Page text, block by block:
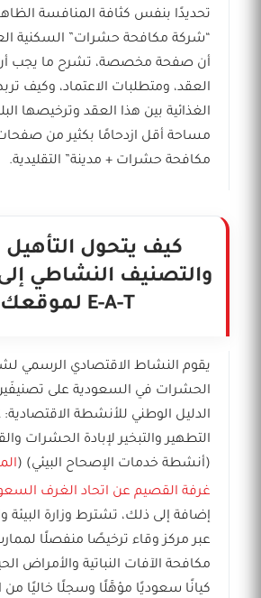
تحديدًا بنفس كثافة المنافسة
“شركة مكافحة حشرات” السكنية
أن صفحة مخصصة، تشرح ما يجب
العقد، ومتطلبات الاعتماد، وكيف
الغذائية بين هذا العقد وترخيصها
مساحة أقل ازدحامًا بكثير من
مكافحة حشرات + مدينة” التقليدية.
كيف يتحول التأهيل
E-A-T لموقعك؟
يقوم النشاط الاقتصادي الرسمي
الحشرات في السعودية على
الدليل الوطني للأنشطة الاقتصادية:
التطهير والتبخير لإبادة الحشرات
(أنشطة خدمات الإصحاح البيئي) (
غرفة القصيم عن اتحاد الغرف السعودية،
إضافة إلى ذلك، تشترط وزارة البيئة
عبر مركز وقاء ترخيصًا منفصلًا
مكافحة الآفات النباتية والأمراض
كيانًا سعوديًا مؤهَّلًا وسجلًا خاليًا من